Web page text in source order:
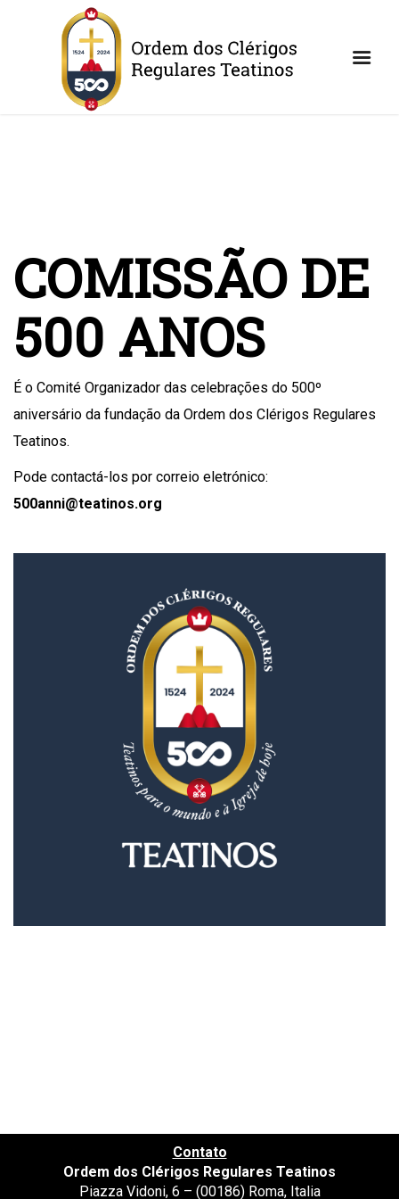
COMISSÃO DE
500 ANOS
É o Comité Organizador das celebrações do 500º
aniversário da fundação da Ordem dos Clérigos Regulares
Teatinos.
Pode contactá-los por correio eletrónico:
500anni@teatinos.org
Contato
Ordem dos Clérigos Regulares Teatinos
Piazza Vidoni, 6 – (00186) Roma, Italia